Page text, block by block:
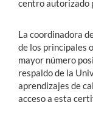
centro autorizado
La coordinadora
de los principales
mayor número
respaldo de la
aprendizajes de
acceso a esta